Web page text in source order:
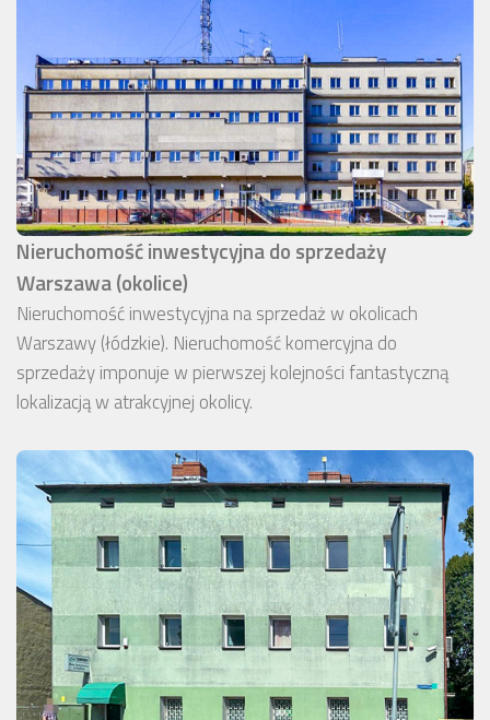
Nieruchomość inwestycyjna do sprzedaży
Warszawa (okolice)
Nieruchomość inwestycyjna na sprzedaż w okolicach
Warszawy (łódzkie). Nieruchomość komercyjna do
sprzedaży imponuje w pierwszej kolejności fantastyczną
lokalizacją w atrakcyjnej okolicy.